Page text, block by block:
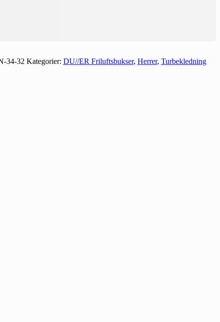
34-32 Kategorier: DU//ER Friluftsbukser, Herrer, Turbekledning